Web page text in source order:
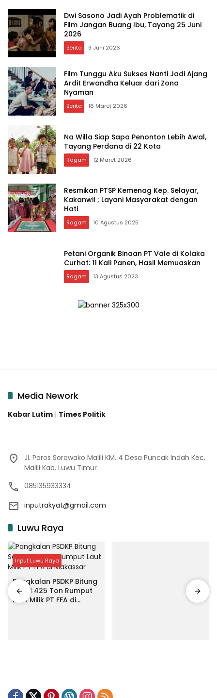
Dwi Sasono Jadi Ayah Problematik di
Film Jangan Buang Ibu, Tayang 25 Juni
2026
Berita 9 Juni 2026
Film Tunggu Aku Sukses Nanti Jadi Ajang
Ardit Erwandha Keluar dari Zona
Nyaman
Berita 16 Maret 2026
Na Willa Siap Sapa Penonton Lebih Awal,
Tayang Perdana di 22 Kota
Ragam 12 Maret 2026
Resmikan PTSP Kemenag Kep. Selayar,
Kakanwil ; Layani Masyarakat dengan
Hati
Ragam 10 Agustus 2025
Petani Organik Binaan PT Vale di Kolaka
Curhat: 11 Kali Panen, Hasil Memuaskan
Ragam 13 Agustus 2023
Media Nework
Kabar Lutim | Times Politik
Jl. Poros Sorowako Malili KM. 4 Desa Puncak Indah Kec.
Malili Kab. Luwu Timur
085135933334
inputrakyat@gmail.com
Luwu Raya
Input Luwu Raya
Pangkalan PSDKP Bitung
Segel 425 Ton Rumput
Laut Milik PT FFA di